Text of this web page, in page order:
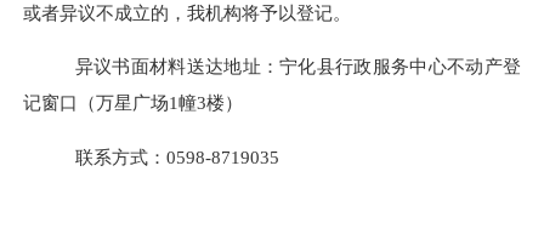
或者异议不成立的，我机构将予以登记。
异议书面材料送达地址：宁化县行政服务中心不动产登
记窗口（万星广场1幢3楼）
联系方式： 0598-8719035